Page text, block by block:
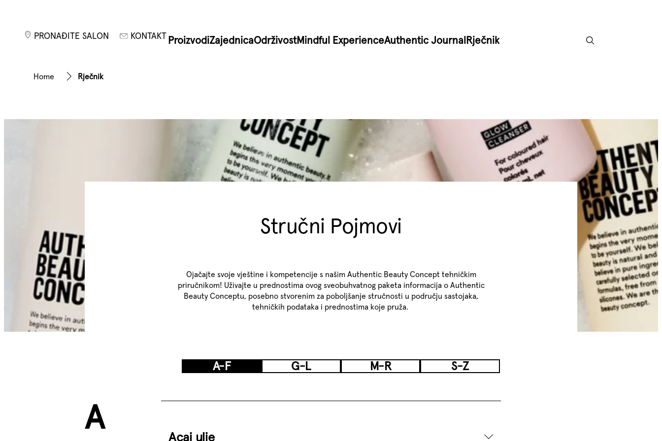
ProizvodiZajednicaOdrživostMindful ExperienceAuthentic JournalRječnik
PRONAĐITE SALON KONTAKT
Home Rječnik
Stručni Pojmovi
Ojačajte svoje vještine i kompetencije s našim Authentic Beauty Concept tehničkim
priručnikom! Uživajte u prednostima ovog sveobuhvatnog paketa informacija o Authentic
Beauty Conceptu, posebno stvorenim za poboljšanje stručnosti u području sastojaka,
tehničkih podataka i prednostima koje pruža.
A-F G-L M-R S-Z
A Acai ulje